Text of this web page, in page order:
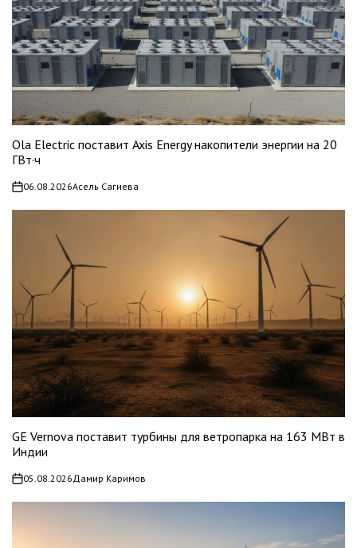
Ola Electric поставит Axis Energy накопители энергии на 20
ГВт·ч
on06.08.2026Асель Сагиева
GE Vernova поставит турбины для ветропарка на 163 МВт в
Индии
on05.08.2026Дамир Каримов